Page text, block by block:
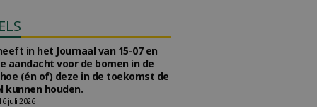
in het Journaal van 15-07 en
aandacht voor de bomen in de
(én of) deze in de toekomst de
kunnen houden.
juli 2026